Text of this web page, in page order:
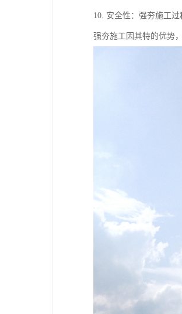
10. 安全性：强夯施工
强夯施工因其特的优势